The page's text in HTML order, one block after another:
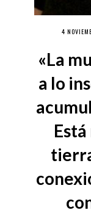
4
«La
a lo